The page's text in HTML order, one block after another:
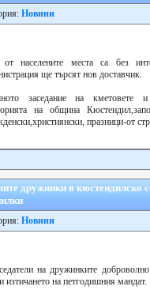
Новини
от населените места са без
ще търсят нов доставчик.
заседание на кметовете
на община
празници-от
дружинки в кюстендилско
Новини
на дружинките
изтичането на петгодишния мандат.